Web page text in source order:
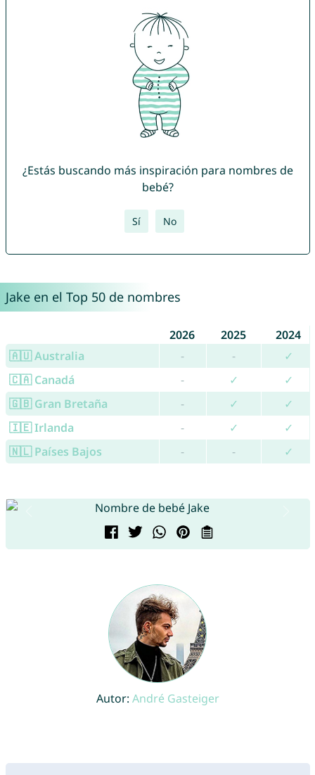
¿Estás buscando más inspiración para nombres de
bebé?
Sí No
Jake en el Top 50 de nombres
2026 2025
2024
🇦🇺 Australia
- -
✓
🇨🇦 Canadá
- ✓
✓
🇬🇧 Gran Bretaña
- ✓
✓
🇮🇪 Irlanda
- ✓
✓
🇳🇱 Países Bajos
- - ✓
Autor: André Gasteiger